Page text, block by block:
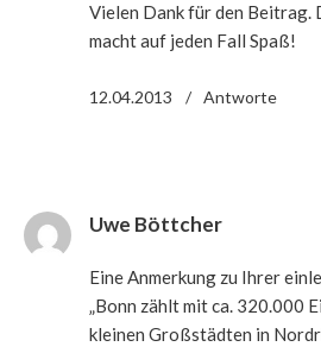
Vielen Dank für den Beitrag.
macht auf jeden Fall Spaß!
12.04.2013 Antworte
Uwe Böttcher
Eine Anmerkung zu Ihrer
„Bonn zählt mit ca. 320.000
kleinen Großstädten in